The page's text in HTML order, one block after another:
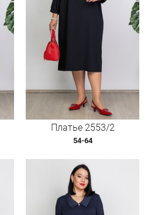
Платье 2553/2
54-64